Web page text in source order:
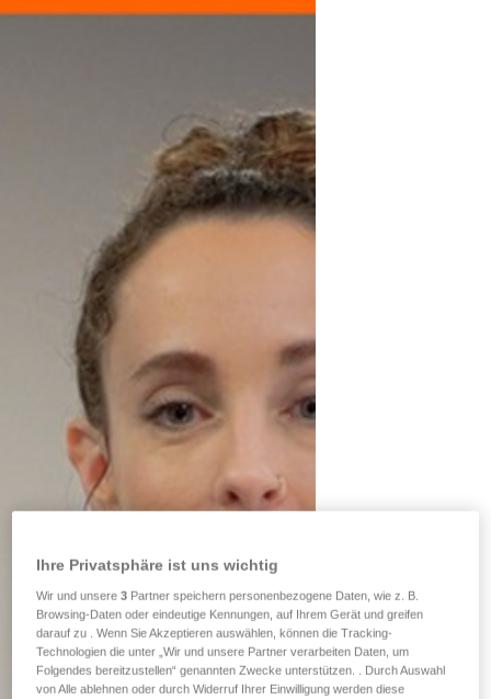
Ihre Privatsphäre ist uns wichtig
Wir und unsere3 Partner speichern personenbezogene Daten, wie z. B.
Browsing-Daten oder eindeutige Kennungen, auf Ihrem Gerät und greifen
darauf zu . Wenn Sie Akzeptieren auswählen, können die Tracking-
Technologien die unter „Wir und unsere Partner verarbeiten Daten, um
Folgendes bereitzustellen“ genannten Zwecke unterstützen. . Durch Auswahl
von Alle ablehnen oder durch Widerruf Ihrer Einwilligung werden diese